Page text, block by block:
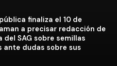
finaliza el 10 de
a precisar redacción de
del SAG sobre semillas
ante dudas sobre sus